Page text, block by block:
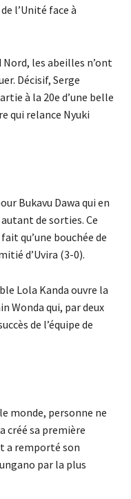
l’Unité face à
les abeilles n’ont
Décisif, Serge
à la 20e d’une belle
qui relance Nyuki
Bukavu Dawa qui en
de sorties. Ce
qu’une bouchée de
d’Uvira (3-0).
Lola Kanda ouvre la
Wonda qui, par deux
de l’équipe de
monde, personne ne
sa première
a remporté son
par la plus